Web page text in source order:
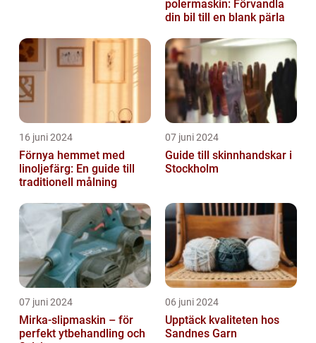
polermaskin: Förvandla
din bil till en blank pärla
16 juni 2024
Förnya hemmet med
linoljefärg: En guide till
traditionell målning
07 juni 2024
Guide till skinnhandskar i
Stockholm
07 juni 2024
Mirka-slipmaskin – för
perfekt ytbehandling och
06 juni 2024
Upptäck kvaliteten hos
Sandnes Garn